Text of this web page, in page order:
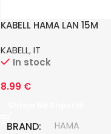
KABELL HAMA LAN 15M
KABELL,IT
In stock
8.99 €
BRAND HAMA